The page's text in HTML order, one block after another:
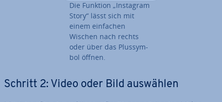
Die Funktion „Instagram
Story“ lässt sich mit
einem einfachen
Wischen nach rechts
oder über das Plus­sym­
bol öffnen.
Schritt 2: Video oder Bild auswählen